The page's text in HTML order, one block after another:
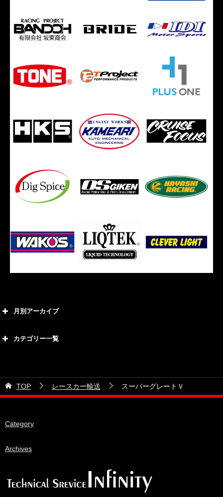
月別アーカイブ
2026年5月
2026年4月
2026年2月
2025年11月
カテゴリー一覧
21号車
28号車
TOP レースカー輸送 スーパーグレートＶ
Category
Archives